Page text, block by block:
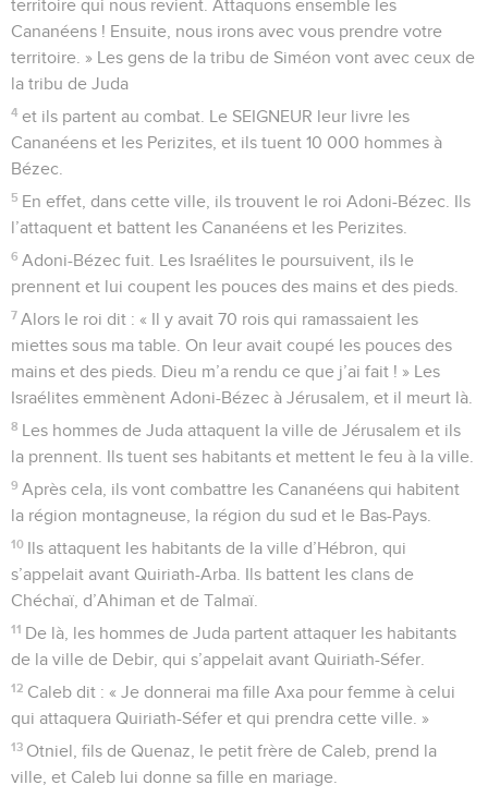
territoire qui nous revient. Attaquons ensemble les
Cananéens ! Ensuite, nous irons avec vous prendre votre
territoire. » Les gens de la tribu de Siméon vont avec ceux de
la tribu de Juda
4 et ils partent au combat. Le SEIGNEUR leur livre les
Cananéens et les Perizites, et ils tuent 10 000 hommes à
Bézec.
5 En effet, dans cette ville, ils trouvent le roi Adoni-Bézec. Ils
l’attaquent et battent les Cananéens et les Perizites.
6 Adoni-Bézec fuit. Les Israélites le poursuivent, ils le
prennent et lui coupent les pouces des mains et des pieds.
7 Alors le roi dit : « Il y avait 70 rois qui ramassaient les
miettes sous ma table. On leur avait coupé les pouces des
mains et des pieds. Dieu m’a rendu ce que j’ai fait ! » Les
Israélites emmènent Adoni-Bézec à Jérusalem, et il meurt là.
8 Les hommes de Juda attaquent la ville de Jérusalem et ils
la prennent. Ils tuent ses habitants et mettent le feu à la ville.
9 Après cela, ils vont combattre les Cananéens qui habitent
la région montagneuse, la région du sud et le Bas-Pays.
10 Ils attaquent les habitants de la ville d’Hébron, qui
s’appelait avant Quiriath-Arba. Ils battent les clans de
Chéchaï, d’Ahiman et de Talmaï.
11 De là, les hommes de Juda partent attaquer les habitants
de la ville de Debir, qui s’appelait avant Quiriath-Séfer.
12 Caleb dit : « Je donnerai ma fille Axa pour femme à celui
qui attaquera Quiriath-Séfer et qui prendra cette ville. »
13 Otniel, fils de Quenaz, le petit frère de Caleb, prend la
ville, et Caleb lui donne sa fille en mariage.